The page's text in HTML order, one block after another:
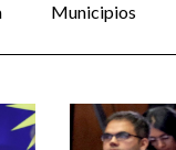
Municipios